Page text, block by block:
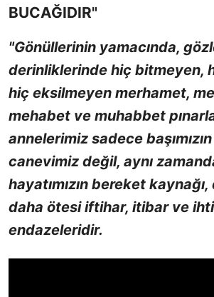
BUCAĞIDIR"
"Gönüllerinin yamacında,
derinliklerinde hiç bitmeyen,
hiç eksilmeyen merhamet,
mehabet ve muhabbet
annelerimiz sadece
canevimiz değil, aynı
hayatımızın bereket
daha ötesi iftihar, itibar ve
endazeleridir.